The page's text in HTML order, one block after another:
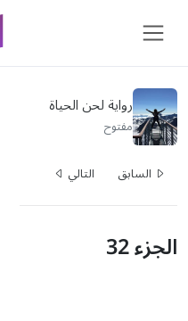
رواية لحن الحياة
مفتوح
السابق
التالي
الجزء 32